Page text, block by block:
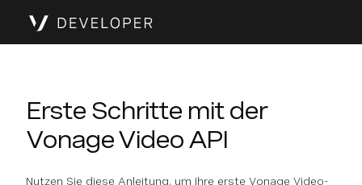
Erste Schritte mit der
Vonage Video API
Nutzen Sie diese Anleitung, um Ihre erste Vonage Video-